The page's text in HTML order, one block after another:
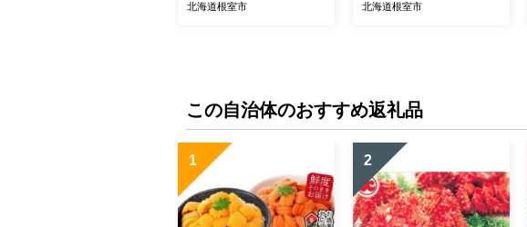
北海道根室市 北海道根室市
この自治体のおすすめ返礼品
1 2